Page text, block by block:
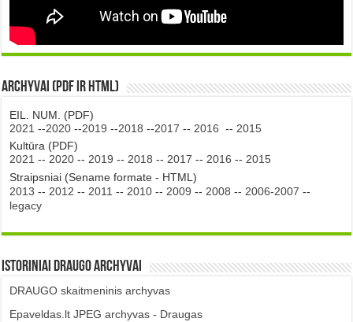
Archyvai (PDF ir HTML)
EIL. NUM. (PDF)
2021 --2020 --2019 --2018 --2017 --2016 --2015
Kultūra (PDF)
2021 --2020 --2019 --2018 --2017 --2016 --2015
Straipsniai (Sename formate - HTML)
2013 --2012 --2011 --2010 --2009 --2008 --2006-2007 --
legacy
Istoriniai DRAUGO Archyvai
DRAUGO skaitmeninis archyvas
Epaveldas.lt JPEG archyvas - Draugas